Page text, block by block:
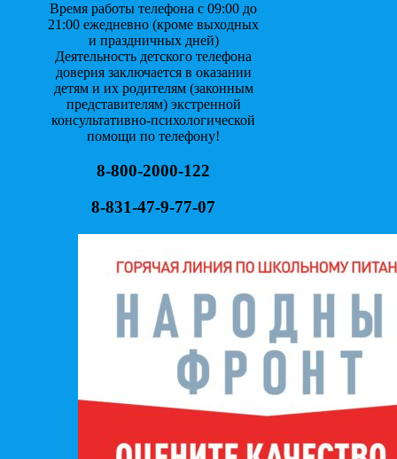
Время работы телефона с 09:00 до
21:00 ежедневно (кроме выходных
и праздничных дней)
Деятельность детского телефона
доверия заключается в оказании
детям и их родителям (законным
представителям) экстренной
консультативно-психологической
помощи по телефону!
8-800-2000-122
8-831-47-9-77-07